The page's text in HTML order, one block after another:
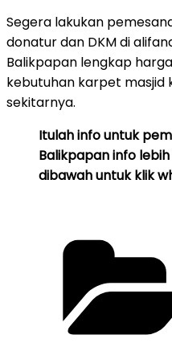
Segera lakukan
donatur dan DKM di
Balikpapan lengkap
kebutuhan karpet masjid
sekitarnya.
Itulah info untuk
Balikpapan info
dibawah untuk klik